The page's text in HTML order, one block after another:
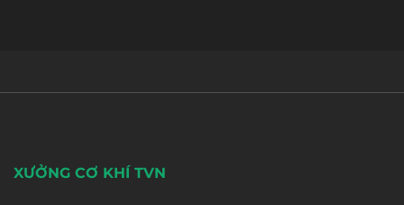
XƯỞNG CƠ KHÍ TVN